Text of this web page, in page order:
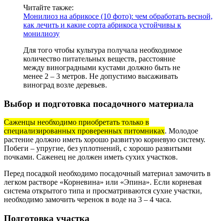
Читайте также:
Монилиоз на абрикосе (10 фото): чем обработать весной,
как лечить и какие сорта абрикоса устойчивы к
монилиозу
Для того чтобы культура получала необходимое
количество питательных веществ, расстояние
между виноградными кустами должно быть не
менее 2 – 3 метров. Не допустимо высаживать
виноград возле деревьев.
Выбор и подготовка посадочного материала
Саженцы необходимо приобретать только в
специализированных проверенных питомниках. Молодое
растение должно иметь хорошо развитую корневую систему.
Побеги – упругие, без уплотнений, с хорошо развитыми
почками. Саженец не должен иметь сухих участков.
Перед посадкой необходимо посадочный материал замочить в
легком растворе «Корневина» или «Эпина». Если корневая
система открытого типа и просматриваются сухие участки,
необходимо замочить черенок в воде на 3 – 4 часа.
Подготовка участка